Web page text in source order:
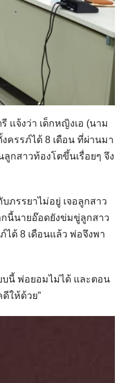
เจ้งว่า เด็กหญิงเอ (นาม
ครรภ์ได้ 8 เดือน ที่ผ่านมา
ลูกสาวท้องโตขึ้นเรื่อยๆ จึง
ภรรยาไม่อยู่ เจอลูกสาว
กนี้นายอ๊อดยังข่มขู่ลูกสาว
ด้ 8 เดือนแล้ว พ่อจึงพา
นี้ พ่อยอมไม่ได้ และตอน
ให้ด้วย”